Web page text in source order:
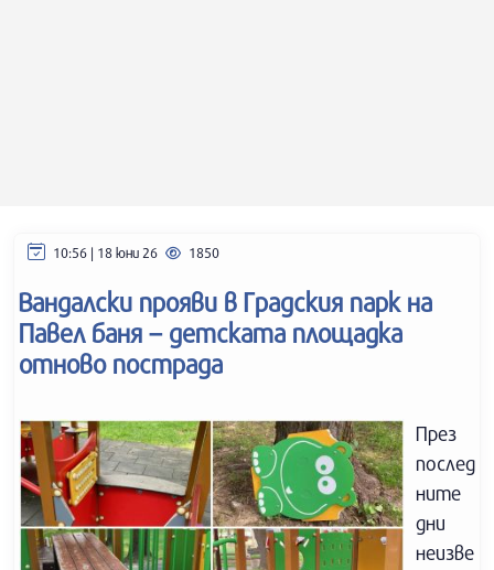
10:56 | 18 юни 26 1850
Вандалски прояви в Градския парк на
Павел баня – детската площадка
отново пострада
През
послед
ните
дни
неизве